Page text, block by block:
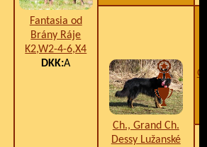
Fantasia od
Brány Ráje
K2,W2-4-6,X4
DKK:A
Ch., Grand Ch.
Dessy Lužanské